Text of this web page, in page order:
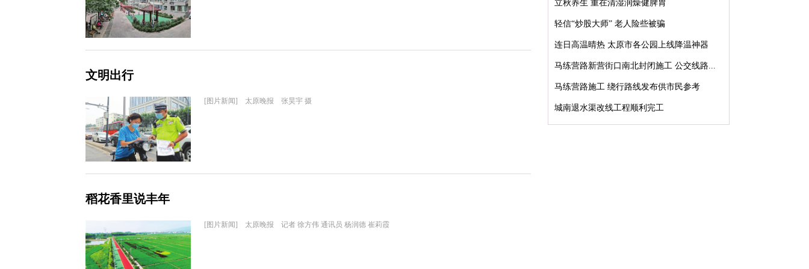
文明出行
[图片新闻] 太原晚报 张昊宇 摄
稻花香里说丰年
[图片新闻] 太原晚报 记者 徐方伟 通讯员 杨润德 崔莉霞
立秋养生 重在清湿润燥健脾胃
轻信“炒股大师” 老人险些被骗
连日高温晴热 太原市各公园上线降温神器
马练营路新营街口南北封闭施工 公交线路...
马练营路施工 绕行路线发布供市民参考
城南退水渠改线工程顺利完工